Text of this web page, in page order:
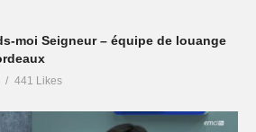
moi Seigneur – équipe de louange
441 Likes